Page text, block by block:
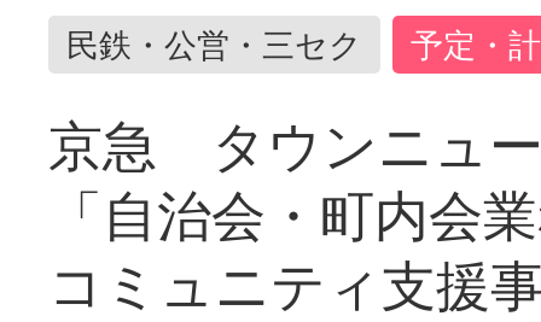
民鉄・公営・三セク 予定・
京急 タウンニュ
「自治会・町内会
コミュニティ支援